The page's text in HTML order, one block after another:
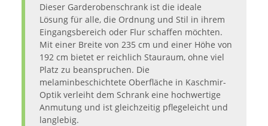
Dieser Garderobenschrank ist die ideale
Lösung für alle, die Ordnung und Stil in ihrem
Eingangsbereich oder Flur schaffen möchten.
Mit einer Breite von 235 cm und einer Höhe von
192 cm bietet er reichlich Stauraum, ohne viel
Platz zu beanspruchen. Die
melaminbeschichtete Oberfläche in Kaschmir-
Optik verleiht dem Schrank eine hochwertige
Anmutung und ist gleichzeitig pflegeleicht und
langlebig.